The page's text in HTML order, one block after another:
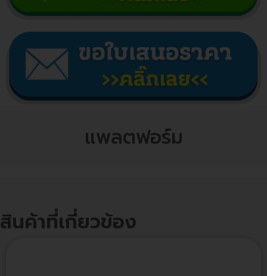
แพลตฟอร์ม
สินค้าที่เกี่ยวข้อง